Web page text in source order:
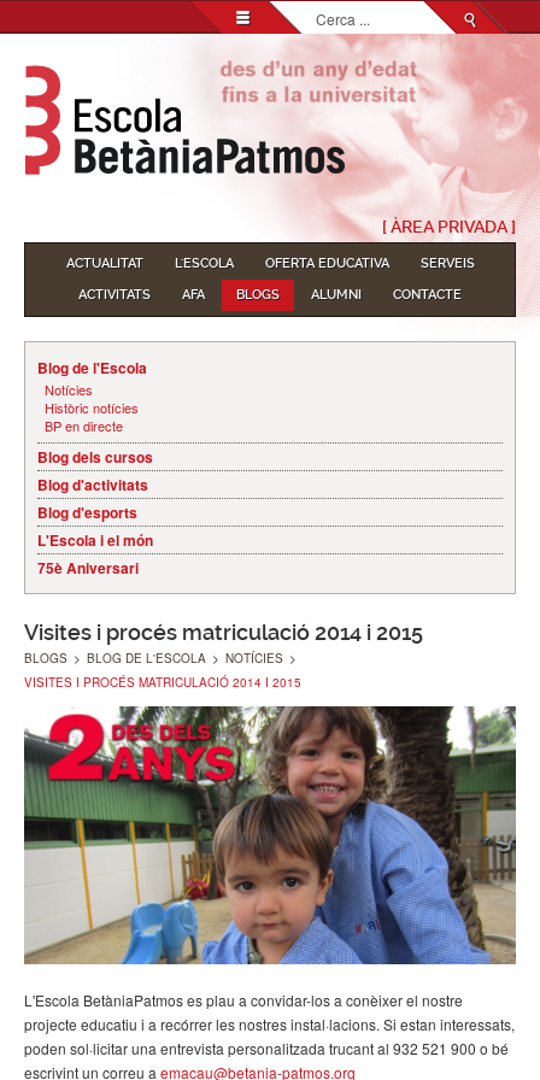
Cerca
...
[ ÀREA PRIVADA ]
ACTUALITAT L'ESCOLA OFERTA EDUCATIVA
SERVEIS
ACTIVITATS
AFA BLOGS ALUMNI CONTACTE
Blog de l'Escola
Notícies
Històric notícies
BP en directe
Blog dels cursos
Blog d'activitats
Blog d'esports
L'Escola i el món
75è Aniversari
Visites i procés matriculació 2014 i 2015
BLOGS > BLOG DE L'ESCOLA > NOTÍCIES >
VISITES I PROCÉS MATRICULACIÓ 2014 I 2015
L'Escola BetàniaPatmos es plau a convidar-los a conèixer el nostre
projecte educatiu i a recórrer les nostres instal·lacions. Si estan interessats,
poden sol·licitar una entrevista personalitzada trucant al 932 521 900 o bé
escrivint un correu a emacau@betania-patmos.org